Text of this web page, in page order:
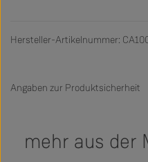
Hersteller-Artikelnummer:
Angaben zur Produktsicherheit
mehr aus der